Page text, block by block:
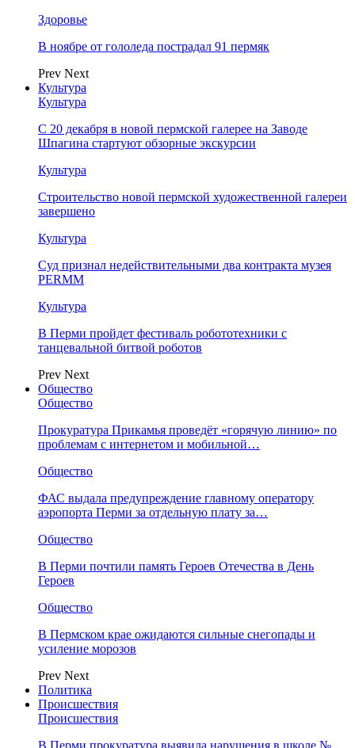
Здоровье
В ноябре от гололеда пострадал 91 пермяк
Prev Next
Культура
Культура
С 20 декабря в новой пермской галерее на Заводе
Шпагина стартуют обзорные экскурсии
Культура
Строительство новой пермской художественной галереи
завершено
Культура
Суд признал недействительными два контракта музея
PERMM
Культура
В Перми пройдет фестиваль робототехники с
танцевальной битвой роботов
Prev Next
Общество
Общество
Прокуратура Прикамья проведёт «горячую линию» по
проблемам с интернетом и мобильной…
Общество
ФАС выдала предупреждение главному оператору
аэропорта Перми за отдельную плату за…
Общество
В Перми почтили память Героев Отечества в День
Героев
Общество
В Пермском крае ожидаются сильные снегопады и
усиление морозов
Prev Next
Политика
Происшествия
Происшествия
В Перми прокуратура выявила нарушения в школе №